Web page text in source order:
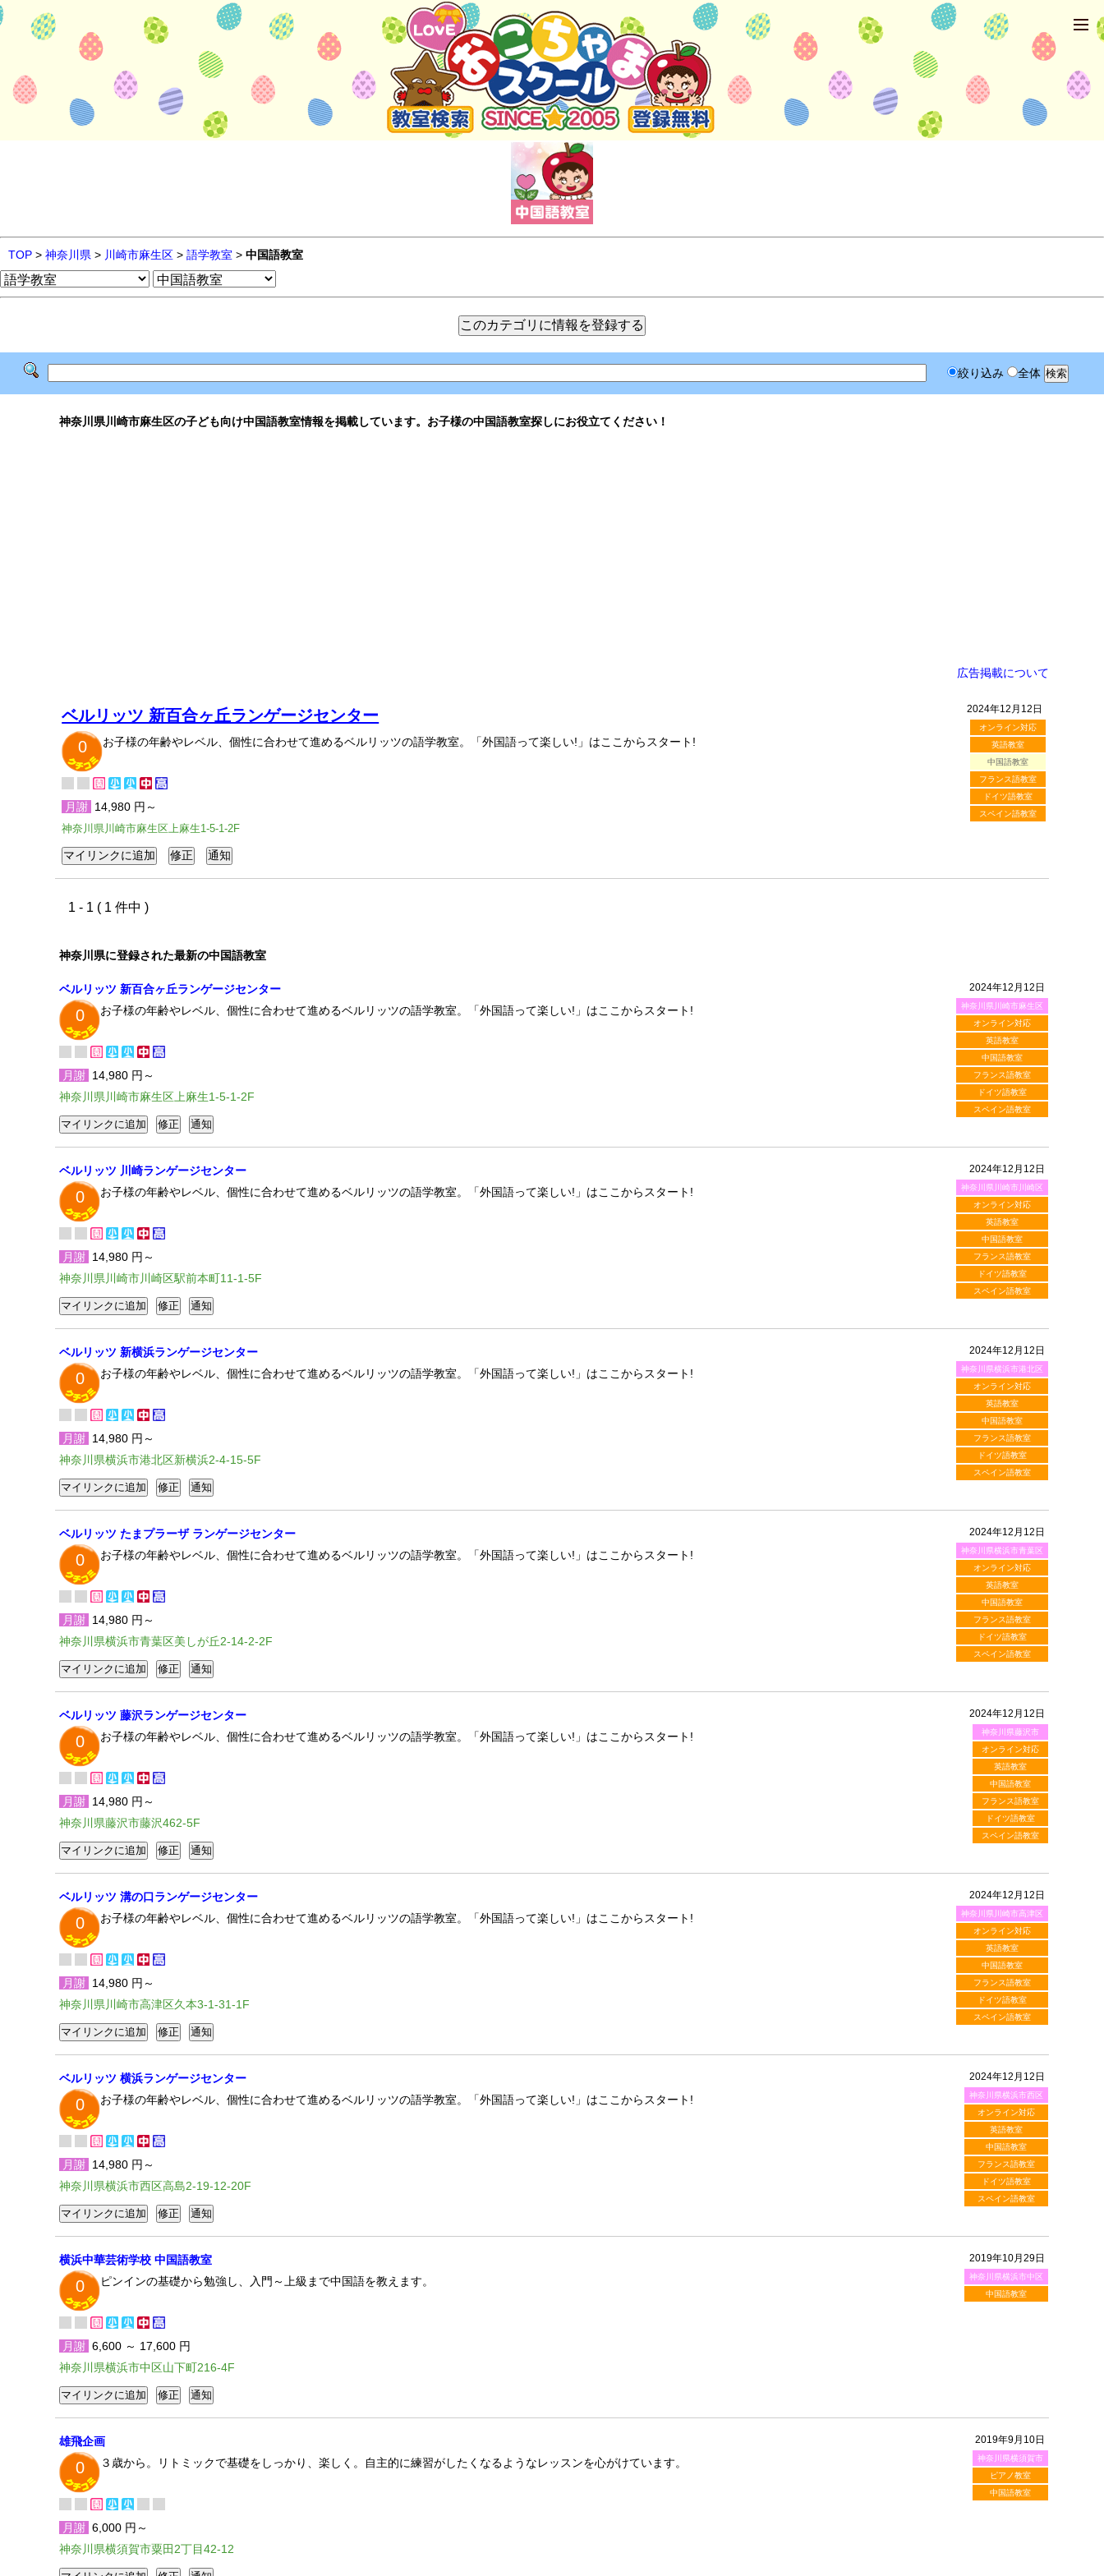
TOP > 神奈川県 > 川崎市麻生区 > 語学教室 > 中国語教室
絞り込み 全体
神奈川県川崎市麻生区の子ども向け中国語教室情報を掲載しています。お子様の中国語教室探しにお役立てください！
広告掲載について
2024年12月12日
オンライン対応
英語教室
中国語教室
フランス語教室
ドイツ語教室
スペイン語教室
ベルリッツ 新百合ヶ丘ランゲージセンター
0
お子様の年齢やレベル、個性に合わせて進めるベルリッツの語学教室。「外国語って楽しい!」はここからスタート!
月謝 14,980 円～
神奈川県川崎市麻生区上麻生1-5-1-2F
1 - 1 ( 1 件中 )
神奈川県に登録された最新の中国語教室
2024年12月12日
神奈川県川崎市麻生区
オンライン対応
英語教室
中国語教室
フランス語教室
ドイツ語教室
スペイン語教室
ベルリッツ 新百合ヶ丘ランゲージセンター
0 お子様の年齢やレベル、個性に合わせて進めるベルリッツの語学教室。「外国語って楽しい!」はここからスタート!
月謝 14,980 円～
神奈川県川崎市麻生区上麻生1-5-1-2F
2024年12月12日
神奈川県川崎市川崎区
オンライン対応
英語教室
中国語教室
フランス語教室
ドイツ語教室
スペイン語教室
ベルリッツ 川崎ランゲージセンター
0 お子様の年齢やレベル、個性に合わせて進めるベルリッツの語学教室。「外国語って楽しい!」はここからスタート!
月謝 14,980 円～
神奈川県川崎市川崎区駅前本町11-1-5F
2024年12月12日
神奈川県横浜市港北区
オンライン対応
英語教室
中国語教室
フランス語教室
ドイツ語教室
スペイン語教室
ベルリッツ 新横浜ランゲージセンター
0 お子様の年齢やレベル、個性に合わせて進めるベルリッツの語学教室。「外国語って楽しい!」はここからスタート!
月謝 14,980 円～
神奈川県横浜市港北区新横浜2-4-15-5F
2024年12月12日
神奈川県横浜市青葉区
オンライン対応
英語教室
中国語教室
フランス語教室
ドイツ語教室
スペイン語教室
ベルリッツ たまプラーザ ランゲージセンター
0 お子様の年齢やレベル、個性に合わせて進めるベルリッツの語学教室。「外国語って楽しい!」はここからスタート!
月謝 14,980 円～
神奈川県横浜市青葉区美しが丘2-14-2-2F
2024年12月12日
神奈川県藤沢市
オンライン対応
英語教室
中国語教室
フランス語教室
ドイツ語教室
スペイン語教室
ベルリッツ 藤沢ランゲージセンター
0 お子様の年齢やレベル、個性に合わせて進めるベルリッツの語学教室。「外国語って楽しい!」はここからスタート!
月謝 14,980 円～
神奈川県藤沢市藤沢462-5F
2024年12月12日
神奈川県川崎市高津区
オンライン対応
英語教室
中国語教室
フランス語教室
ドイツ語教室
スペイン語教室
ベルリッツ 溝の口ランゲージセンター
0 お子様の年齢やレベル、個性に合わせて進めるベルリッツの語学教室。「外国語って楽しい!」はここからスタート!
月謝 14,980 円～
神奈川県川崎市高津区久本3-1-31-1F
2024年12月12日
神奈川県横浜市西区
オンライン対応
英語教室
中国語教室
フランス語教室
ドイツ語教室
スペイン語教室
ベルリッツ 横浜ランゲージセンター
0 お子様の年齢やレベル、個性に合わせて進めるベルリッツの語学教室。「外国語って楽しい!」はここからスタート!
月謝 14,980 円～
神奈川県横浜市西区高島2-19-12-20F
2019年10月29日
神奈川県横浜市中区
中国語教室
横浜中華芸術学校 中国語教室
0 ピンインの基礎から勉強し、入門～上級まで中国語を教えます。
月謝 6,600 ～ 17,600 円
神奈川県横浜市中区山下町216-4F
2019年9月10日
神奈川県横須賀市
ピアノ教室
中国語教室
雄飛企画
0 ３歳から。リトミックで基礎をしっかり、楽しく。自主的に練習がしたくなるようなレッスンを心がけています。
月謝 6,000 円～
神奈川県横須賀市粟田2丁目42-12